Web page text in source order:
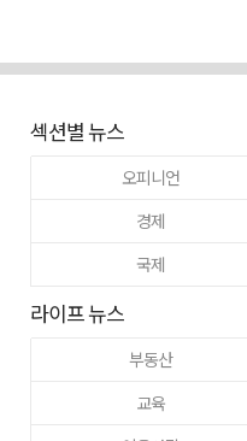
섹션별 뉴스
오피니언
경제
국제
라이프 뉴스
부동산
교육